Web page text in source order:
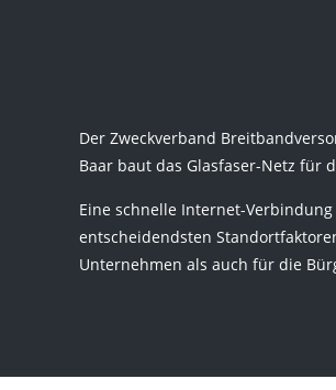
Der Zweckverband
Baar baut das Glasfaser-Netz für
Eine schnelle Internet-
entscheidendsten
Unternehmen als auch für die